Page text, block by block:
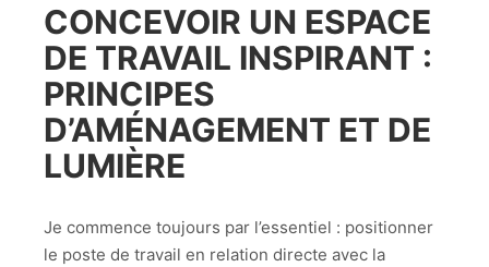
CONCEVOIR UN ESPACE
DE TRAVAIL INSPIRANT :
PRINCIPES
D’AMÉNAGEMENT ET DE
LUMIÈRE
Je commence toujours par l’essentiel : positionner
le poste de travail en relation directe avec la